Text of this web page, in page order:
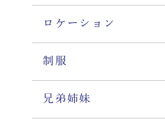
ロケーション
制服
兄弟姉妹